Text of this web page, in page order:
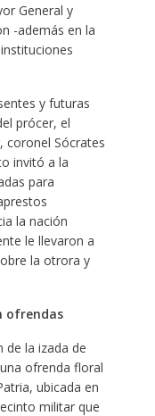
General y
-además en la
y futuras
prócer, el
coronel Sócrates
invitó a la
para
la nación
le llevaron a
la otrora y
ofrendas
de la izada de
ofrenda floral
ubicada en
militar que